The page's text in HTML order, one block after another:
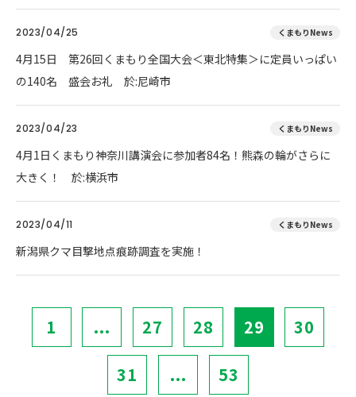
2023/04/25 くまもりNews
4月15日 第26回くまもり全国大会＜東北特集＞に定員いっぱい
の140名 盛会お礼 於:尼崎市
2023/04/23 くまもりNews
4月1日くまもり神奈川講演会に参加者84名！熊森の輪がさらに
大きく！ 於:横浜市
2023/04/11 くまもりNews
新潟県クマ目撃地点痕跡調査を実施！
1 ... 27 28 29 30
31 ... 53